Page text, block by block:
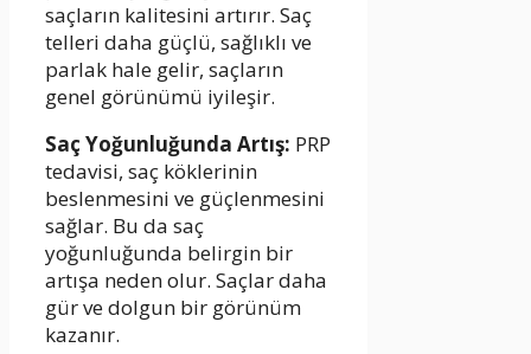
saçların kalitesini artırır. Saç
telleri daha güçlü, sağlıklı ve
parlak hale gelir, saçların
genel görünümü iyileşir.
Saç Yoğunluğunda Artış: PRP
tedavisi, saç köklerinin
beslenmesini ve güçlenmesini
sağlar. Bu da saç
yoğunluğunda belirgin bir
artışa neden olur. Saçlar daha
gür ve dolgun bir görünüm
kazanır.